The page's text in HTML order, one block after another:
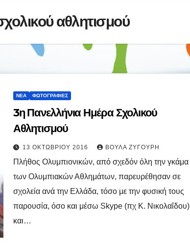
αθλητισμού
ΝΈΑ ΦΩΤΟΓΡΑΦΊΕΣ
3η Πανελλήνια Ημέρα Σχολικού
Αθλητισμού
13 ΟΚΤΩΒΡΊΟΥ 2016 ΒΟΎΛΑ ΖΥΓΟΎΡΗ
Πλήθος Ολυμπιονικών, από σχεδόν όλη την γκάμα
των Ολυμπιακών Αθλημάτων, παρευρέθησαν σε
σχολεία ανά την Ελλάδα, τόσο με την φυσική τους
παρουσία, όσο και μέσω Skype (πχ Κ. Νικολαΐδου)
και…